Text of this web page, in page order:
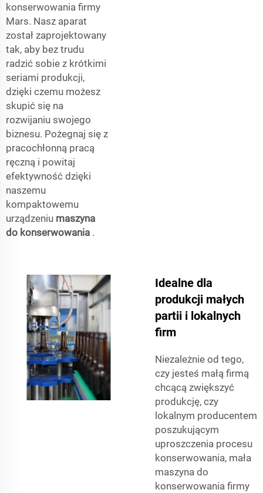
konserwowania firmy
Mars. Nasz aparat
został zaprojektowany
tak, aby bez trudu
radzić sobie z krótkimi
seriami produkcji,
dzięki czemu możesz
skupić się na
rozwijaniu swojego
biznesu. Pożegnaj się z
pracochłonną pracą
ręczną i powitaj
efektywność dzięki
naszemu
kompaktowemu
urządzeniu maszyna
do konserwowania .
Idealne dla
produkcji małych
partii i lokalnych
firm
Niezależnie od tego,
czy jesteś małą firmą
chcącą zwiększyć
produkcję, czy
lokalnym producentem
poszukującym
uproszczenia procesu
konserwowania, mała
maszyna do
konserwowania firmy